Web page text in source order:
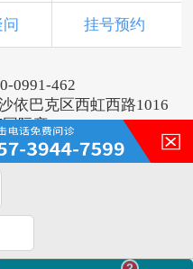
问 挂号预约
0991-462
依巴克区西虹西路1016
际旁」
军都皮肤病医院
号-2
能作为诊断及医疗依
遵医嘱。如有转载或引
请与我们联系。